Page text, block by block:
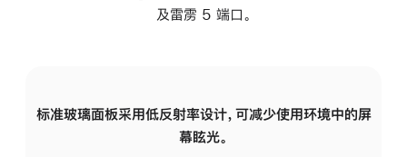
及雷雳 5 端口。
标准玻璃面板采用低反射率设计，可减少使用环境中的屏
幕眩光。